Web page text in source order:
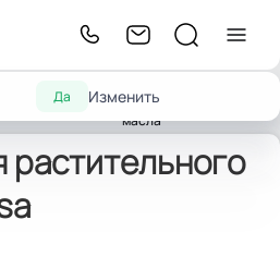
Да Изменить
Счетчики
растительного
масла
растительного